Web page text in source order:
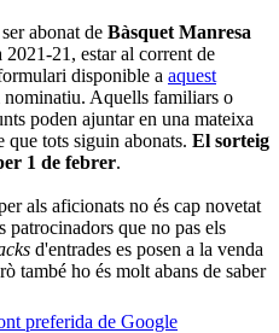
abonat de Bàsquet Manresa
21, estar al corrent de
disponible a aquest
nominatiu. Aquells familiars o
poden ajuntar en una mateixa
que tots siguin abonats. El sorteig
1 de febrer.
als aficionats no és cap novetat
patrocinadors que no pas els
d'entrades es posen a la venda
també ho és molt abans de saber
preferida de Google